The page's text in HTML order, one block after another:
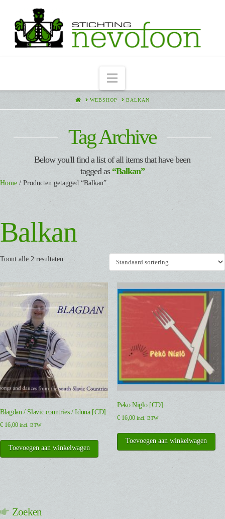
Navigation
HOMEWEBSHOP BALKAN
Tag Archive
Below you'll find a list of all items that have been
tagged as “Balkan”
Home / Producten getagged “Balkan”
Balkan
Toont alle 2 resultaten
Blagdan / Slavic countries / Iduna [CD]
€ 16,00 incl. BTW
Toevoegen aan winkelwagen
Peko Niglo [CD]
€16,00 incl. BTW
Toevoegen aan winkelwagen
Zoeken